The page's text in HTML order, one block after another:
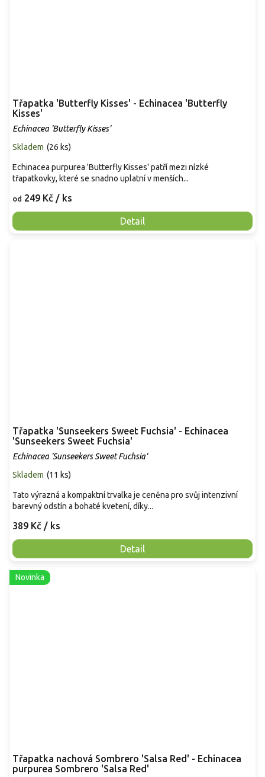
Třapatka 'Butterfly Kisses' - Echinacea 'Butterfly
Kisses'
Echinacea 'Butterfly Kisses'
Skladem (26 ks)
od 249 Kč / ks
Detail
Echinacea purpurea 'Butterfly Kisses' patří mezi nízké
třapatkovky, které se snadno uplatní v menších...
Třapatka 'Sunseekers Sweet Fuchsia' - Echinacea
'Sunseekers Sweet Fuchsia'
Echinacea 'Sunseekers Sweet Fuchsia'
Skladem (11 ks)
389 Kč / ks
Detail
Tato výrazná a kompaktní trvalka je ceněna pro svůj intenzivní
barevný odstín a bohaté kvetení, díky...
Novinka
Třapatka nachová Sombrero 'Salsa Red' - Echinacea
purpurea Sombrero 'Salsa Red'